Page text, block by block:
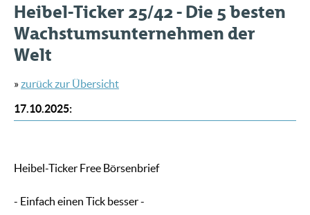
Heibel-Ticker 25/42 - Die 5 besten
Wachstumsunternehmen der
Welt
»zurück zur Übersicht
17.10.2025:
Heibel-Ticker Free Börsenbrief
- Einfach einen Tick besser -